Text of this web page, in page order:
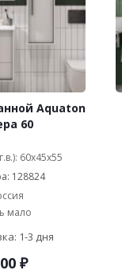
Aquaton
60
60x45x55
128824
мало
1-3 дня
₽